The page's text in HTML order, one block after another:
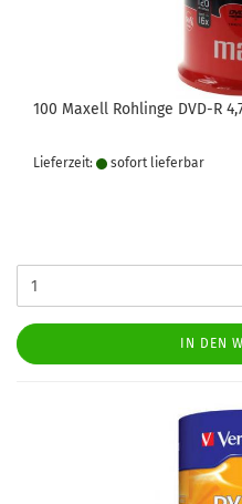
100 Maxell Rohlinge DVD-R
Lieferzeit: sofort lie­fer­bar
IN DEN